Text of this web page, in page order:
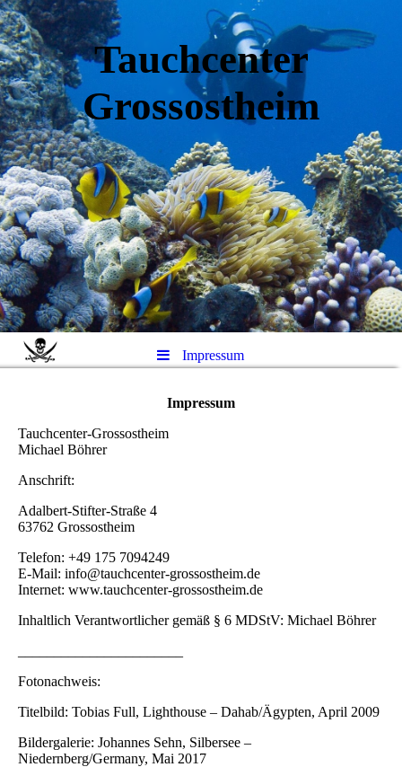
Tauchcenter
Grossostheim
Impressum
Impressum
Tauchcenter-Grossostheim
Michael Böhrer
Anschrift:
Adalbert-Stifter-Straße 4
63762 Grossostheim
Telefon: +49 175 7094249
E-Mail: info@tauchcenter-grossostheim.de
Internet: www.tauchcenter-grossostheim.de
Inhaltlich Verantwortlicher gemäß § 6 MDStV: Michael Böhrer
Fotonachweis:
Titelbild: Tobias Full, Lighthouse – Dahab/Ägypten, April 2009
Bildergalerie: Johannes Sehn, Silbersee –
Niedernberg/Germany, Mai 2017